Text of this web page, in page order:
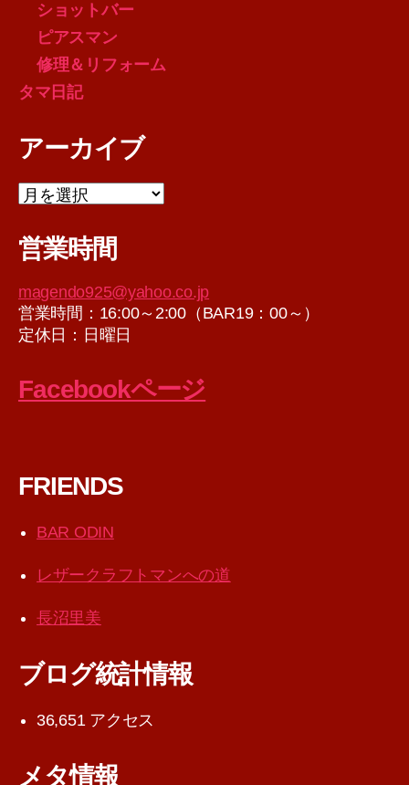
ショットバー
ピアスマン
修理＆リフォーム
タマ日記
アーカイブ
ア
イ
営業時間
magendo925@yahoo.co.jp
営業時間：16:00～2:00（BAR19：00～）
定休日：日曜日
Facebookページ
FRIENDS
BAR ODIN
レザークラフトマンへの道
長沼里美
ブログ統計情報
36,651 アクセス
メタ情報